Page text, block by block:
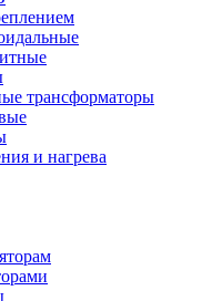
трансформаторы
и нагрева